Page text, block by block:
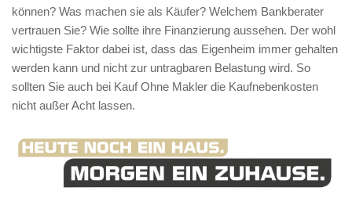
können? Was machen sie als Käufer? Welchem Bankberater
vertrauen Sie? Wie sollte ihre Finanzierung aussehen. Der wohl
wichtigste Faktor dabei ist, dass das Eigenheim immer gehalten
werden kann und nicht zur untragbaren Belastung wird. So
sollten Sie auch bei Kauf Ohne Makler die Kaufnebenkosten
nicht außer Acht lassen.